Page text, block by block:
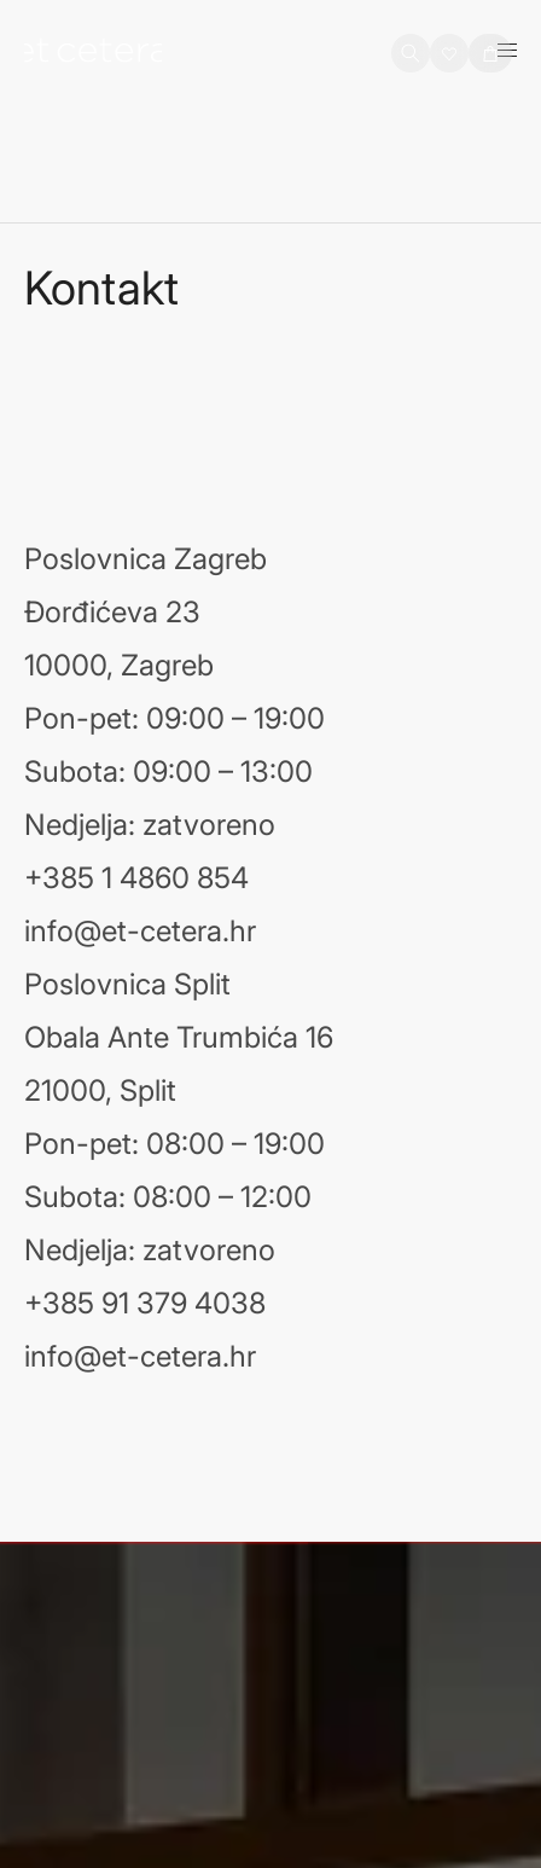
Košarica
Kontakt
Poslovnica Zagreb
Đorđićeva 23
10000, Zagreb
Pon-pet: 09:00 – 19:00
Subota: 09:00 – 13:00
Nedjelja: zatvoreno
+385 1 4860 854
info@et-cetera.hr
Poslovnica Split
Obala Ante Trumbića 16
21000, Split
Pon-pet: 08:00 – 19:00
Subota: 08:00 – 12:00
Nedjelja: zatvoreno
+385 91 379 4038
info@et-cetera.hr